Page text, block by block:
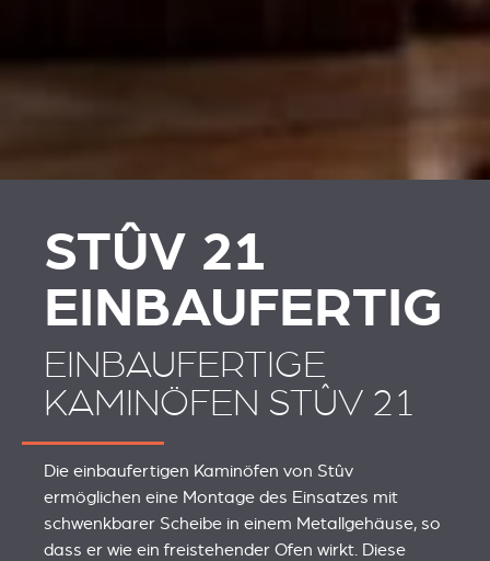
STÛV 21
EINBAUFERTIG
EINBAUFERTIGE
KAMINÖFEN STÛV 21
Die einbaufertigen Kaminöfen von Stûv
ermöglichen eine Montage des Einsatzes mit
schwenkbarer Scheibe in einem Metallgehäuse, so
dass er wie ein freistehender Ofen wirkt. Diese
ZUBERHÖRTEIL
ACCESSOIRES VOOR